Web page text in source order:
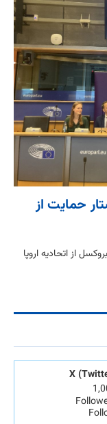
حمایت از
از اتحادیه اروپا
X